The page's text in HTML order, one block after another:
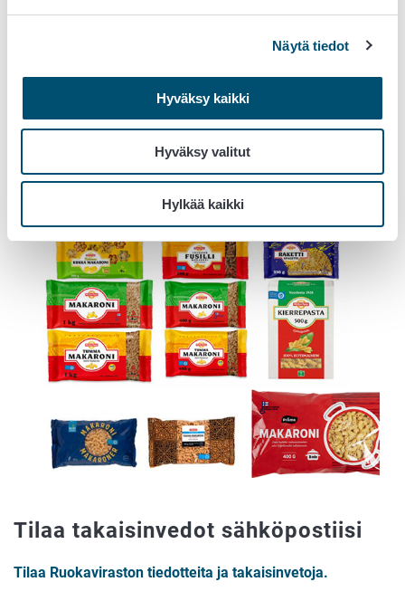
Näytä tiedot
Hyväksy kaikki
Hyväksy valitut
Hylkää kaikki
Kotimaista makaroni:SOK:ntiedote.
tai arkisin klo 9–13 puh. 0800 97322
Asiaa hoitaa Ruokavirastossa erityisasiantuntija Paula
etunimi.sukunimi@ruokavirasto.fi.
Kuvat tuotteista (Lantmännen Cerealia, Kesko, SOK,
Tilaa takaisinvedot sähköpostiisi
Tilaa Ruokaviraston tiedotteita ja takaisinvetoja.